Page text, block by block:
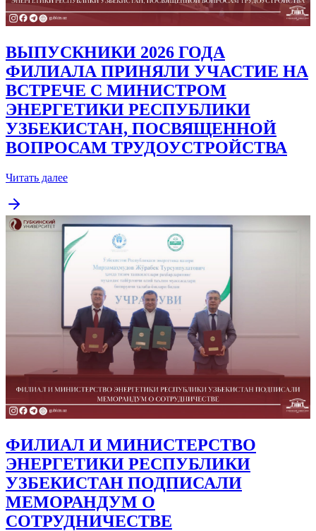
ВЫПУСКНИКИ 2026 ГОДА
ФИЛИАЛА ПРИНЯЛИ УЧАСТИЕ НА
ВСТРЕЧЕ С МИНИСТРОМ
ЭНЕРГЕТИКИ РЕСПУБЛИКИ
УЗБЕКИСТАН, ПОСВЯЩЕННОЙ
ВОПРОСАМ ТРУДОУСТРОЙСТВА
Читать далее
ФИЛИАЛ И МИНИСТЕРСТВО
ЭНЕРГЕТИКИ РЕСПУБЛИКИ
УЗБЕКИСТАН ПОДПИСАЛИ
МЕМОРАНДУМ О
СОТРУДНИЧЕСТВЕ